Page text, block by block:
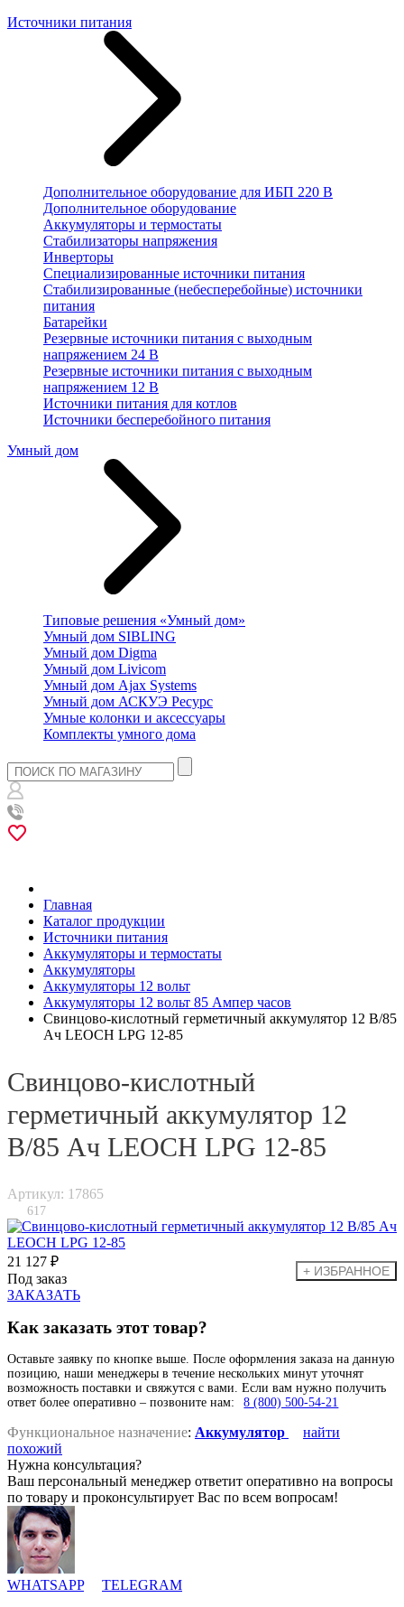
Источники питания
Дополнительное оборудование для ИБП 220 В
Дополнительное оборудование
Аккумуляторы и термостаты
Стабилизаторы напряжения
Инверторы
Специализированные источники питания
Стабилизированные (небесперебойные) источники
питания
Батарейки
Резервные источники питания с выходным
напряжением 24 В
Резервные источники питания с выходным
напряжением 12 В
Источники питания для котлов
Источники бесперебойного питания
Умный дом
Типовые решения «Умный дом»
Умный дом SIBLING
Умный дом Digma
Умный дом Livicom
Умный дом Ajax Systems
Умный дом АСКУЭ Ресурс
Умные колонки и аксессуары
Комплекты умного дома
Главная
Каталог продукции
Источники питания
Аккумуляторы и термостаты
Аккумуляторы
Аккумуляторы 12 вольт
Аккумуляторы 12 вольт 85 Ампер часов
Свинцово-кислотный герметичный аккумулятор 12 В/85
Ач LEOCH LPG 12-85
Свинцово-кислотный
герметичный аккумулятор 12
В/85 Ач LEOCH LPG 12-85
Артикул: 17865
617
21 127 ₽
Под заказ
ЗАКАЗАТЬ
Как заказать этот товар?
Оставьте заявку по кнопке выше. После оформления заказа на данную
позицию, наши менеджеры в течение нескольких минут уточнят
возможность поставки и свяжутся с вами. Если вам нужно получить
ответ более оперативно – позвоните нам:
8 (800) 500-54-21
Функциональное назначение: Аккумулятор
найти
похожий
Нужна консультация?
Ваш персональный менеджер ответит оперативно на вопросы
по товару и проконсультирует Вас по всем вопросам!
WHATSAPP TELEGRAM